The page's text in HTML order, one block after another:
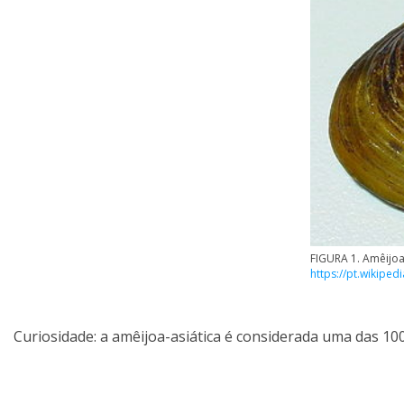
FIGURA 1.
https://
Curiosidade: a amêijoa-asiática é considerada uma das